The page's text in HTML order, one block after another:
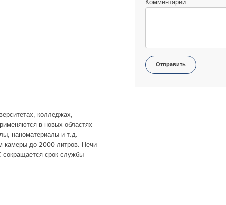
колледжах,
в новых областях
наноматериалы и т.д.
камеры до 2000 литров. Печи
сокращается срок службы
Отправить